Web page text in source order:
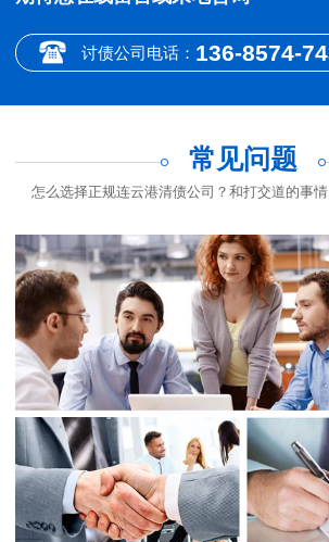
讨债公司电话： 136-8574-
常见问题
怎么选择正规连云港清债公司？和打交道的事